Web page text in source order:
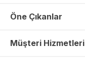
Öne Çıkanlar
Müşteri Hizmetleri